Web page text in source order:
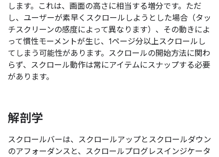
します。これは、画面の高さに相当する増分です。ただ
し、ユーザーが素早くスクロールしようとした場合（タッ
チスクリーンの感度によって異なります）、その動きによ
って慣性モーメントが生じ、1ページ分以上スクロールし
てしまう可能性があります。スクロールの開始方法に関わ
らず、スクロール動作は常にアイテムにスナップする必要
があります。
解剖学
スクロールバーは、スクロールアップとスクロールダウン
のアフォーダンスと、スクロールプログレスインジケータ